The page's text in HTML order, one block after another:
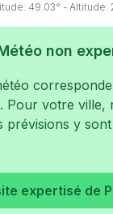
49.03° - Altitude:
non
Pour votre ville,
prévisions y sont
expertisé de